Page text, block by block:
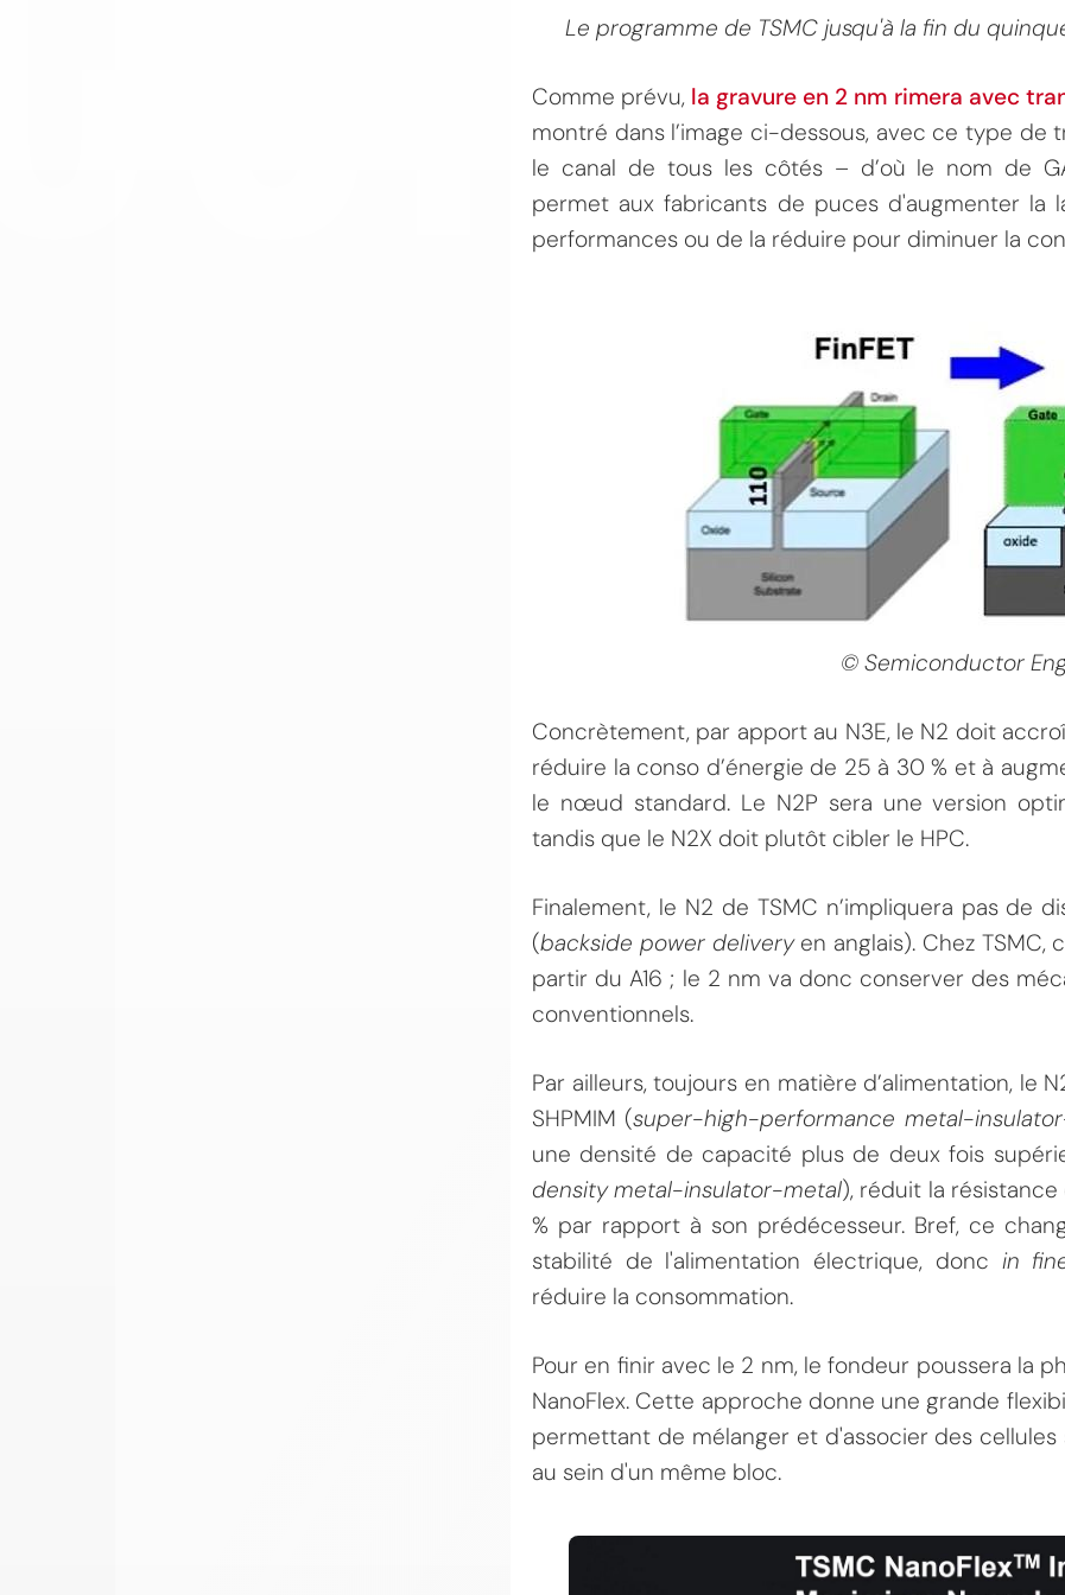
Le programme de TSMC jusqu'à la fin du
Comme prévu, la gravure en 2 nm rimera avec
montré dans l’image ci-dessous, avec ce type de
le canal de tous les côtés – d’où le nom de
permet aux fabricants de puces d'augmenter la
performances ou de la réduire pour diminuer la
© Semiconductor
Concrètement, par apport au N3E, le N2 doit
réduire la conso d’énergie de 25 à 30 % et à
le nœud standard. Le N2P sera une version
tandis que le N2X doit plutôt cibler le HPC.
Finalement, le N2 de TSMC n’impliquera pas de
(backside power deliveryen anglais). Chez TSMC,
partir du A16 ; le 2 nm va donc conserver des
conventionnels.
Par ailleurs, toujours en matière d’alimentation, le
SHPMIM (super-high-performance metal-
une densité de capacité plus de deux fois
density metal-insulator-metal), réduit la
% par rapport à son prédécesseur. Bref, ce
stabilité de l'alimentation électrique, donc in
réduire la consommation.
Pour en finir avec le 2 nm, le fondeur poussera la
NanoFlex. Cette approche donne une grande
permettant de mélanger et d'associer des
au sein d'un même bloc.